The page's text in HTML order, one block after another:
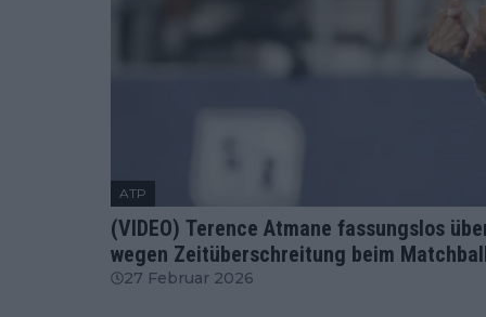
ATP
(VIDEO) Terence Atmane fassungslos
wegen Zeitüberschreitung beim
27 Februar 2026